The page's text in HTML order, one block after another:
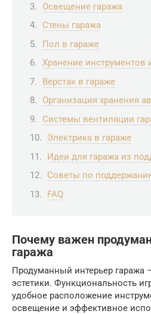
Освещение гаража
Стены гаража
Пол в гараже
Хранение инструментов
Верстак в гараже
Организация хранения
Системы вентиляции
Электрика в гараже
Идеи для гаража из
Советы по
FAQ
Почему важен
гаража
Продуманный интерьер гаража
эстетики. Функциональность
удобное расположение
освещение и эффективное